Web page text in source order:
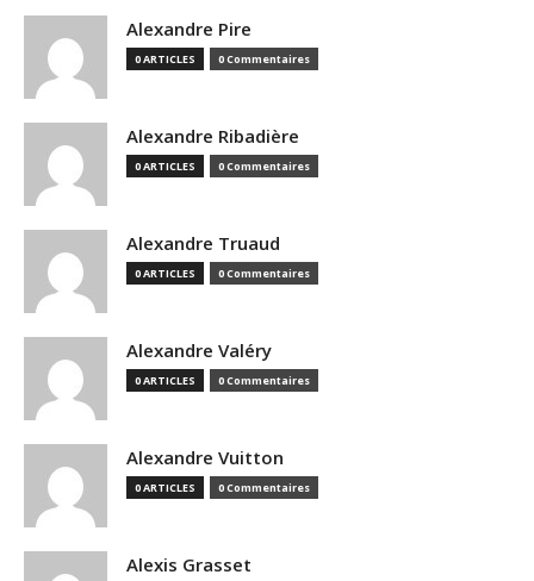
Alexandre Pire
0 ARTICLES 0 Commentaires
Alexandre Ribadière
0 ARTICLES 0 Commentaires
Alexandre Truaud
0 ARTICLES 0 Commentaires
Alexandre Valéry
0 ARTICLES 0 Commentaires
Alexandre Vuitton
0 ARTICLES 0 Commentaires
Alexis Grasset